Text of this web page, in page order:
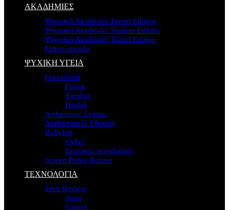
ΑΚΑΔΗΜΙΕΣ
Ψηφιακή Ακαδημία: Parent Edition
Ψηφιακή Ακαδημία: Student Edition
Ψηφιακή Ακαδημία: Travel Edition
Eshop ebooks
ΨΥΧΙΚΗ ΥΓΕΙΑ
Οικογένεια
Γονείς
Έφηβος
Παιδιά
Ανθρώπινες Σχέσεις
Διαδικτυακός Εθισμός
Bullying
Cyber
Σχολικός εκφοβισμός
Screen Detox Retreat
ΤΕΧΝΟΛΟΓΙΑ
Tech Review
Apps
Games